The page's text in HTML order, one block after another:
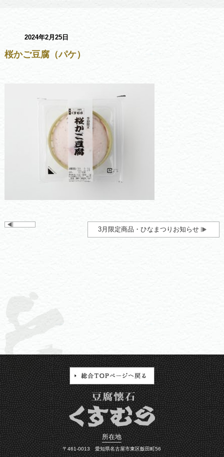
2024年2月25日
桜かご豆腐（パケ）
3月限定商品・ひなまつりお知らせ
所在地
〒461-0013 愛知県名古屋市東区飯田町56